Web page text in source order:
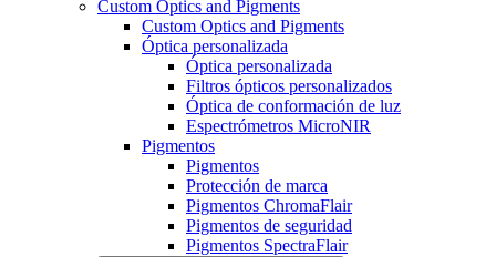
Custom Optics and Pigments
Custom Optics and Pigments
Óptica personalizada
Óptica personalizada
Filtros ópticos personalizados
Óptica de conformación de luz
Espectrómetros MicroNIR
Pigmentos
Pigmentos
Protección de marca
Pigmentos ChromaFlair
Pigmentos de seguridad
Pigmentos SpectraFlair